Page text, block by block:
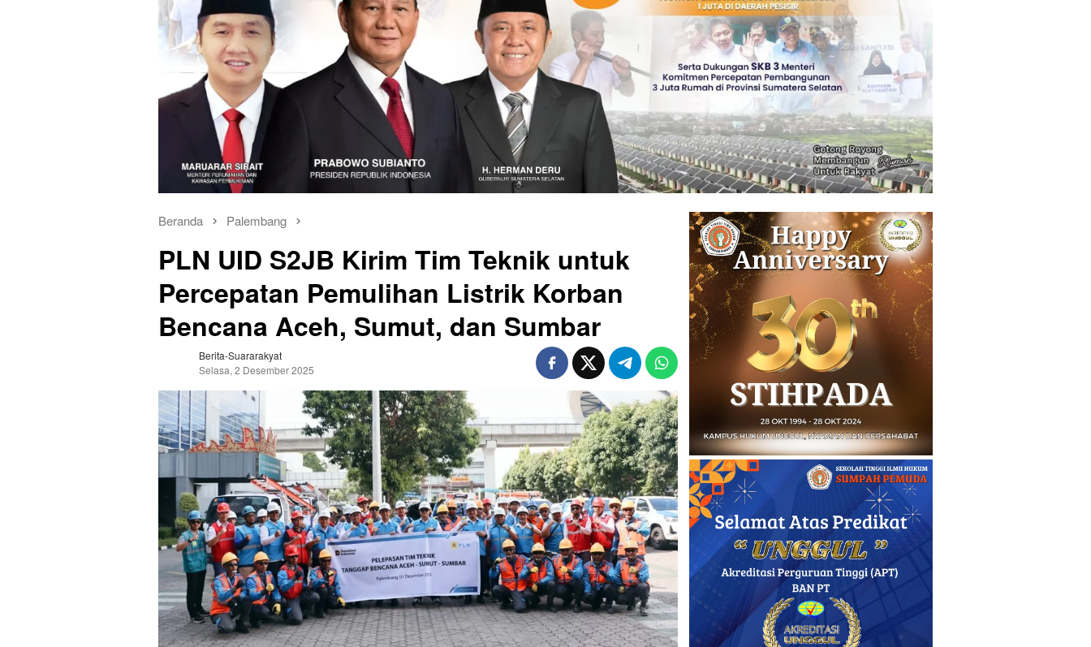
Beranda Palembang
PLN UID S2JB Kirim Tim Teknik untuk
Percepatan Pemulihan Listrik Korban
Bencana Aceh, Sumut, dan Sumbar
Berita-Suararakyat
Selasa, 2 Desember 2025